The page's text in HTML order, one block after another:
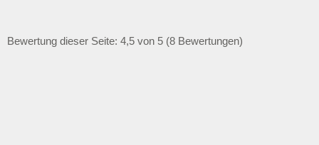
Bewertung dieser Seite: 4,5 von 5 (8 Bewertungen)